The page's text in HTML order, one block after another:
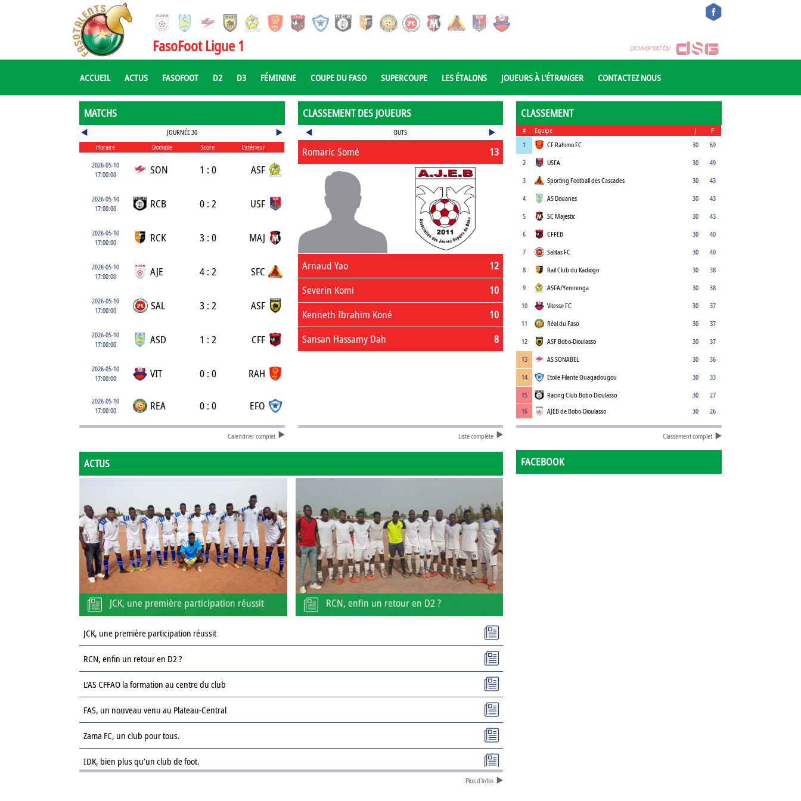
FasoFoot Ligue 1
ACCUEIL ACTUS FASOFOOT D2 D3 FÉMININE COUPE DU FASO SUPERCOUPE LES ÉTALONS JOUEURS À L'ÉTRANGER CONTACTEZ NOUS
MATCHS
JOURNÉE 30
Horaire
Domicile Score
Extérieur
2026-05-10
17:00:00
SON 1 : 0 ASF
2026-05-10
17:00:00
RCB 0 : 2 USF
2026-05-10
17:00:00
RCK 3 : 0 MAJ
2026-05-10
17:00:00
AJE 4 : 2 SFC
2026-05-10
17:00:00
SAL 3 : 2 ASF
2026-05-10
17:00:00
ASD 1 : 2 CFF
2026-05-10
17:00:00
VIT 0 : 0 RAH
2026-05-10
17:00:00
REA 0 : 0 EFO
Calendrier complet
CLASSEMENT DES JOUEURS
BUTS
13
Romaric Somé
12
Arnaud Yao
10
Severin Komi
10
Kenneth Ibrahim Koné
8
Sansan Hassamy Dah
Liste complète
CLASSEMENT
# Equipe J
P
1
CF Rahimo FC 30
69
2
USFA 30
49
3
Sporting Football des Cascades 30
43
4
AS Douanes 30
43
5
SC Majestic 30
43
6
CFFEB 30
40
7
Salitas FC 30
40
8
Rail Club du Kadiogo 30
38
9
ASFA/Yennenga 30
38
10
Vitesse FC 30
37
11
Réal du Faso 30
37
12
ASF Bobo-Dioulasso 30
37
13
AS SONABEL 30
36
14
Etoile Filante Ouagadougou 30
33
15
Racing Club Bobo-Dioulasso 30
27
16
AJEB de Bobo-Dioulasso 30 26
Classement complet
ACTUS
JCK, une première participation réussit RCN, enfin un retour en D2 ?
JCK, une première participation réussit
RCN, enfin un retour en D2 ?
L’AS CFFAO la formation au centre du club
FAS, un nouveau venu au Plateau-Central
Zama FC, un club pour tous.
IDK, bien plus qu’un club de foot.
Plus d'infos
FACEBOOK